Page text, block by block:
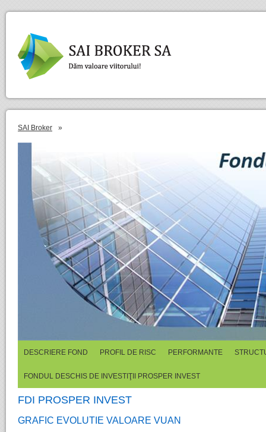
SAI Broker »
DESCRIERE FOND PROFIL DE RISC PERFORMANTE
FONDUL DESCHIS DE INVESTIŢII PROSPER INVEST
FDI PROSPER INVEST
GRAFIC EVOLUTIE VALOARE VUAN